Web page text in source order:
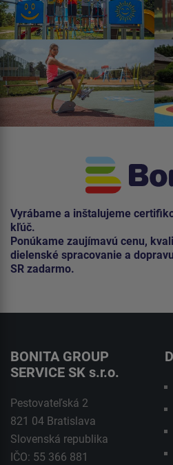
Vyrábame a inštalujeme
kľúč.
Ponúkame zaujímavú cenu,
dielenské spracovanie a
SR zadarmo.
BONITA GROUP
SERVICE SK s.r.o.
Pestovateľská 2
821 04 Bratislava
Slovenská republika
IČO: 55 366 881